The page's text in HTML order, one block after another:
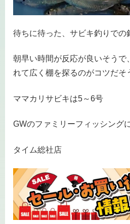
待ちに待った、サビキ釣りでの
朝早い時間が反応が良いそうで
れて広く棚を探るのがコツだそ
ママカリサビキは5～6号
GWのファミリーフィッシング
タイム総社店